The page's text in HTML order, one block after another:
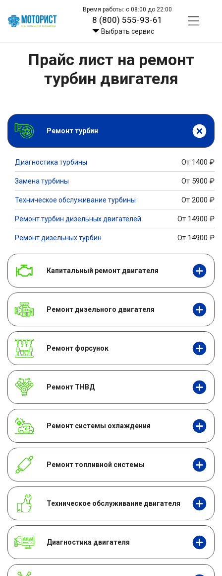
Время работы: с 08:00 до 22:00
8 (800) 555-93-61
Выбрать сервис
Прайс лист на ремонт
турбин двигателя
Ремонт турбин
Диагностика турбины От 1400 ₽
Замена турбины От 5900 ₽
Техническое обслуживание турбины От 2000 ₽
Ремонт турбин дизельных двигателей От 14900 ₽
Ремонт дизельных турбин От 14900 ₽
Капитальный ремонт двигателя
Ремонт дизельного двигателя
Ремонт форсунок
Ремонт ТНВД
Ремонт системы охлаждения
Ремонт топливной системы
Техническое обслуживание двигателя
Диагностика двигателя